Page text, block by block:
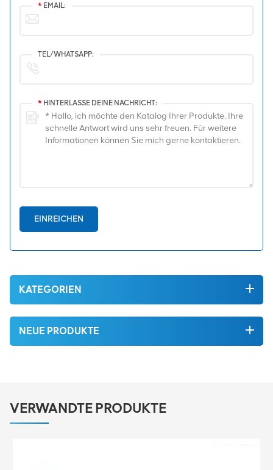
* EMAIL:
TEL/WHATSAPP:
* HINTERLASSE DEINE NACHRICHT:
EINREICHEN
KATEGORIEN
NEUE PRODUKTE
VERWANDTE PRODUKTE